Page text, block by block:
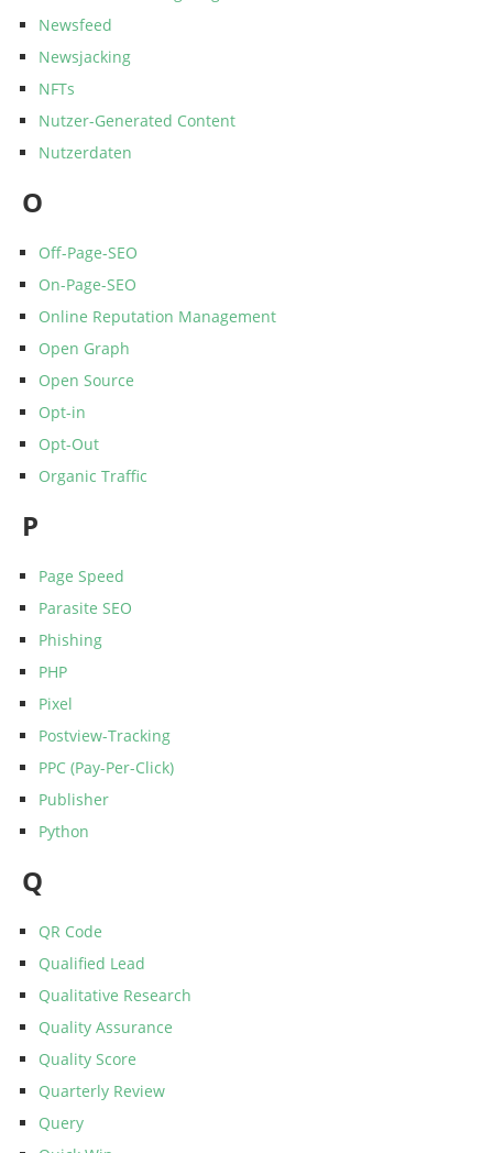
Newsfeed
Newsjacking
NFTs
Nutzer-Generated Content
Nutzerdaten
O
Off-Page-SEO
On-Page-SEO
Online Reputation Management
Open Graph
Open Source
Opt-in
Opt-Out
Organic Traffic
P
Page Speed
Parasite SEO
Phishing
PHP
Pixel
Postview-Tracking
PPC (Pay-Per-Click)
Publisher
Python
Q
QR Code
Qualified Lead
Qualitative Research
Quality Assurance
Quality Score
Quarterly Review
Query